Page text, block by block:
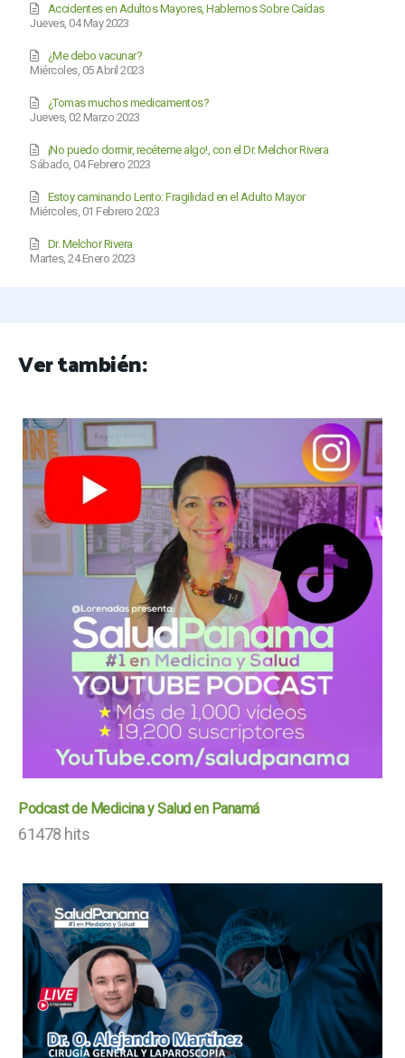
Jueves, 04 May 2023
Accidentes en Adultos Mayores, Hablemos Sobre Caídas
Miércoles, 05 Abril 2023
¿Me debo vacunar?
Jueves, 02 Marzo 2023
¿Tomas muchos medicamentos?
Sábado, 04 Febrero 2023
¡No puedo dormir, recéteme algo!, con el Dr. Melchor Rivera
Miércoles, 01 Febrero 2023
Estoy caminando Lento: Fragilidad en el Adulto Mayor
Martes, 24 Enero 2023
Dr. Melchor Rivera
Ver también:
Podcast de Medicina y Salud en Panamá
61478 hits